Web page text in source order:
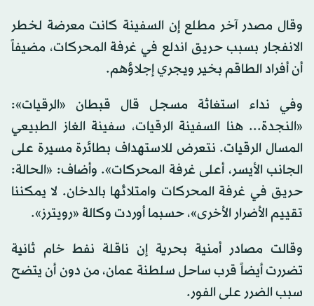
وقال مصدر آخر مطلع إن السفينة كانت معرضة لخطر
الانفجار بسبب حريق اندلع في غرفة المحركات، مضيفاً
أن أفراد الطاقم بخير ويجري إجلاؤهم.
وفي نداء استغاثة مسجل قال قبطان «الرقيات»:
«النجدة... هنا السفينة الرقيات، سفينة الغاز الطبيعي
المسال الرقيات. نتعرض للاستهداف بطائرة مسيرة على
الجانب الأيسر، أعلى غرفة المحركات». وأضاف: «الحالة:
حريق في غرفة المحركات وامتلائها بالدخان. لا يمكننا
تقييم الأضرار الأخرى»، حسبما أوردت وكالة «رويترز».
وقالت مصادر أمنية بحرية إن ناقلة نفط خام ثانية
تضررت أيضاً قرب ساحل سلطنة عمان، من دون أن يتضح
سبب الضرر على الفور.